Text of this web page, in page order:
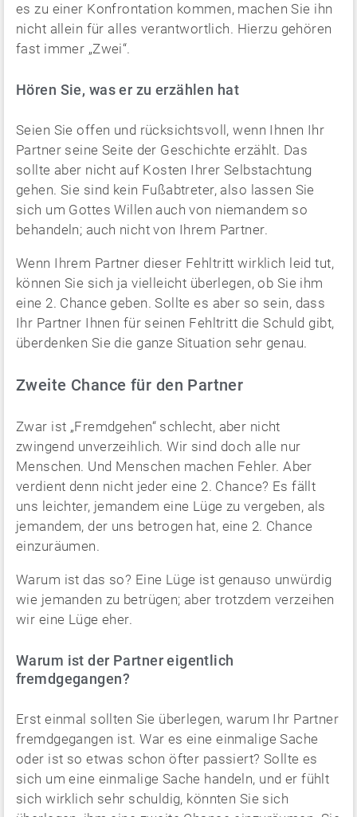
es zu einer Konfrontation kommen, machen Sie ihn
nicht allein für alles verantwortlich. Hierzu gehören
fast immer „Zwei“.
Hören Sie, was er zu erzählen hat
Seien Sie offen und rücksichtsvoll, wenn Ihnen Ihr
Partner seine Seite der Geschichte erzählt. Das
sollte aber nicht auf Kosten Ihrer Selbstachtung
gehen. Sie sind kein Fußabtreter, also lassen Sie
sich um Gottes Willen auch von niemandem so
behandeln; auch nicht von Ihrem Partner.
Wenn Ihrem Partner dieser Fehltritt wirklich leid tut,
können Sie sich ja vielleicht überlegen, ob Sie ihm
eine 2. Chance geben. Sollte es aber so sein, dass
Ihr Partner Ihnen für seinen Fehltritt die Schuld gibt,
überdenken Sie die ganze Situation sehr genau.
Zweite Chance für den Partner
Zwar ist „Fremdgehen“ schlecht, aber nicht
zwingend unverzeihlich. Wir sind doch alle nur
Menschen. Und Menschen machen Fehler. Aber
verdient denn nicht jeder eine 2. Chance? Es fällt
uns leichter, jemandem eine Lüge zu vergeben, als
jemandem, der uns betrogen hat, eine 2. Chance
einzuräumen.
Warum ist das so? Eine Lüge ist genauso unwürdig
wie jemanden zu betrügen; aber trotzdem verzeihen
wir eine Lüge eher.
Warum ist der Partner eigentlich
fremdgegangen?
Erst einmal sollten Sie überlegen, warum Ihr Partner
fremdgegangen ist. War es eine einmalige Sache
oder ist so etwas schon öfter passiert? Sollte es
sich um eine einmalige Sache handeln, und er fühlt
sich wirklich sehr schuldig, könnten Sie sich